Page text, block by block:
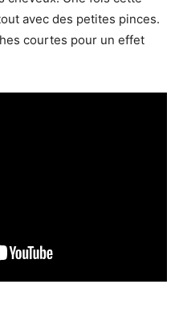
avec des petites pinces.
courtes pour un effet